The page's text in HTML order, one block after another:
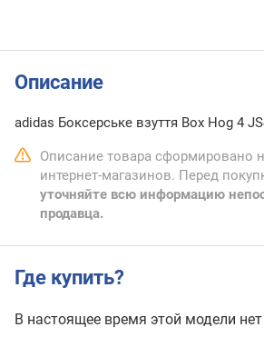
Описание
adidas Боксерське взуття Box Hog 4
Описание товара сформировано
интернет-магазинов. Перед
уточняйте всю информацию
продавца.
Где купить?
В настоящее время этой модели